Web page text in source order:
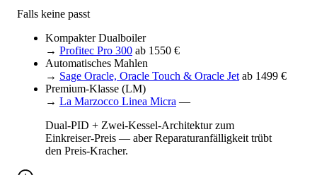
Falls keine passt
Kompakter Dualboiler
→ Profitec Pro 300 ab 1550 €
Automatisches Mahlen
→ Sage Oracle, Oracle Touch & Oracle Jet ab 1499 €
Premium-Klasse (LM)
→ La Marzocco Linea Micra —
Dual-PID + Zwei-Kessel-Architektur zum
Einkreiser-Preis — aber Reparaturanfälligkeit trübt
den Preis-Kracher.